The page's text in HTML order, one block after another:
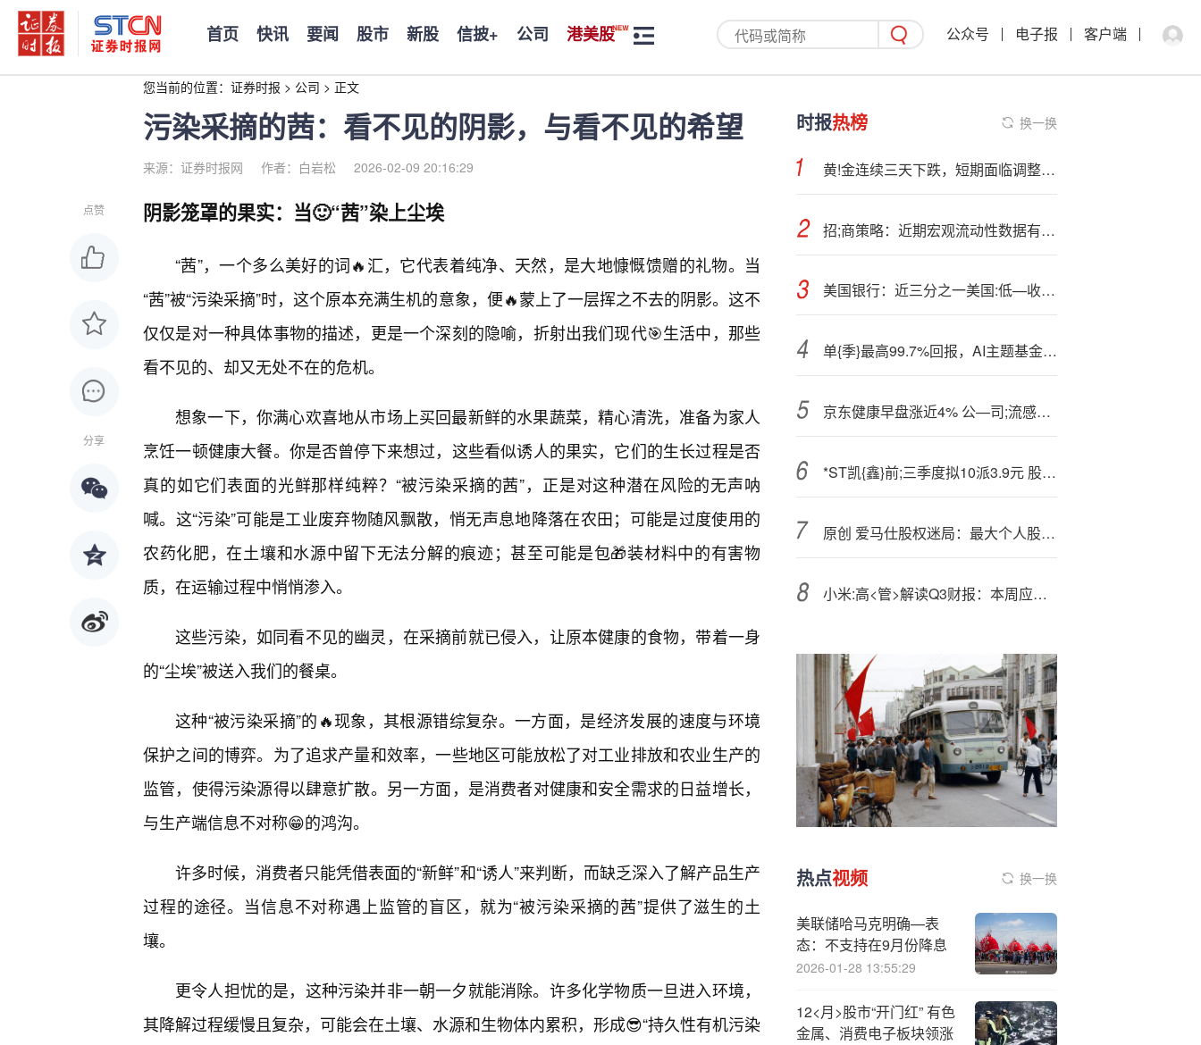
首页 快讯 要闻 股市 新股 信披+ 公司 港美股 公众号 电子报 客户端
您当前的位置： 证券时报 > 公司 > 正文
污染采摘的茜：看不见的阴影，与看不见的希望
来源：证券时报网 作者：白岩松 2026-02-09 20:16:29
点赞
分享
阴影笼罩的果实：当🙂“茜”染上尘埃
“茜”，一个多么美好的词🔥汇，它代表着纯净、天然，是大地慷慨馈赠的礼物。当
“茜”被“污染采摘”时，这个原本充满生机的意象，便🔥蒙上了一层挥之不去的阴影。这不
仅仅是对一种具体事物的描述，更是一个深刻的隐喻，折射出我们现代🎯生活中，那些
看不见的、却又无处不在的危机。
想象一下，你满心欢喜地从市场上买回最新鲜的水果蔬菜，精心清洗，准备为家人
烹饪一顿健康大餐。你是否曾停下来想过，这些看似诱人的果实，它们的生长过程是否
真的如它们表面的光鲜那样纯粹？“被污染采摘的茜”，正是对这种潜在风险的无声呐
喊。这“污染”可能是工业废弃物随风飘散，悄无声息地降落在农田；可能是过度使用的
农药化肥，在土壤和水源中留下无法分解的痕迹；甚至可能是包🎁装材料中的有害物
质，在运输过程中悄悄渗入。
这些污染，如同看不见的幽灵，在采摘前就已侵入，让原本健康的食物，带着一身
的“尘埃”被送入我们的餐桌。
这种“被污染采摘”的🔥现象，其根源错综复杂。一方面，是经济发展的速度与环境
保护之间的博弈。为了追求产量和效率，一些地区可能放松了对工业排放和农业生产的
监管，使得污染源得以肆意扩散。另一方面，是消费者对健康和安全需求的日益增长，
与生产端信息不对称😁的鸿沟。
许多时候，消费者只能凭借表面的“新鲜”和“诱人”来判断，而缺乏深入了解产品生产
过程的途径。当信息不对称遇上监管的盲区，就为“被污染采摘的茜”提供了滋生的土
壤。
更令人担忧的是，这种污染并非一朝一夕就能消除。许多化学物质一旦进入环境，
其降解过程缓慢且复杂，可能会在土壤、水源和生物体内累积，形成😎“持久性有机污染
时报热榜 换一换
黄!金连续三天下跌，短期面临调整需求，中期多头趋势不改
招;商策略：近期宏观流动性数据有哪些改善？
美国银行：近三分之一美国:低—收入家庭陷入“月光”困境
单{季}最高99.7%回报，AI主题基金三季度强势领跑！绩优基金经理任桀、冯炉丹齐发风险警示
京东健康早盘涨近4% 公—司;流感检测试剂及儿童感冒药品需求高增
*ST凯{鑫}前;三季度拟10派3.9元 股权登记日为11月24日
原创 爱马仕股权迷局：最大个人股东,出局，百亿股权离奇失踪｜贵圈
小米:高<管>解读Q3财报：本周应可提前完成“超35万台汽车交付”的目标
热点视频 换一换
美联储哈马克明确—表
态：不支持在9月份降息
2026-01-28 13:55:29
12<月>股市“开门红” 有色
金属、消费电子板块领涨